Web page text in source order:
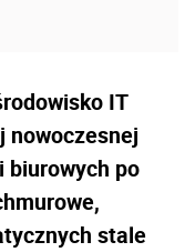
IT
nowoczesnej
biurowych po
stale